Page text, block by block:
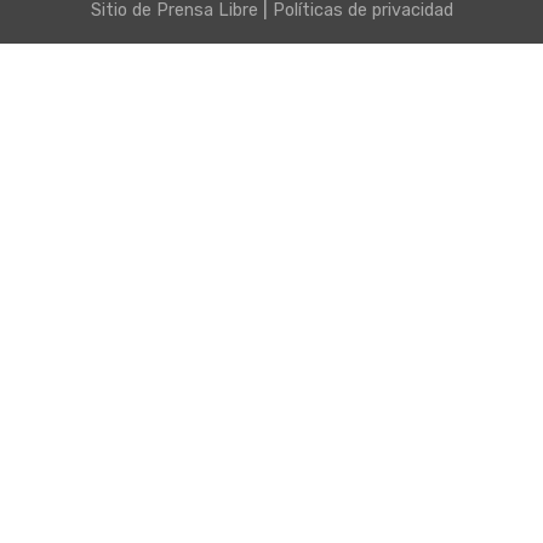
Sitio de Prensa Libre Políticas de privacidad